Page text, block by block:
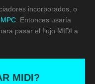
incorporados, o
. Entonces usaría
pasar el flujo MIDI a
MIDI?